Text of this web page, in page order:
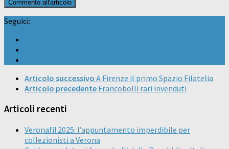
Seguici:
Articolo successivo A Firenze il primo Spazio Filatelia
Articolo precedente Francobolli rari invenduti
Articoli recenti
Veronafil 2025: l’appuntamento imperdibile per
collezionisti a Verona